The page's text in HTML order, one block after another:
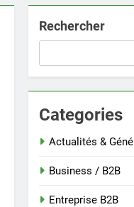
Rechercher
Categories
Actualités &
Business / B2B
Entreprise B2B